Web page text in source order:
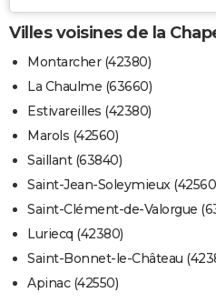
Villes voisines de la
Montarcher (42380)
La Chaulme (63660)
Estivareilles (42380)
Marols (42560)
Saillant (63840)
Saint-Jean-Soleymieux
Saint-Clément-de-Valorgue
Luriecq (42380)
Saint-Bonnet-le-Château
Apinac (42550)